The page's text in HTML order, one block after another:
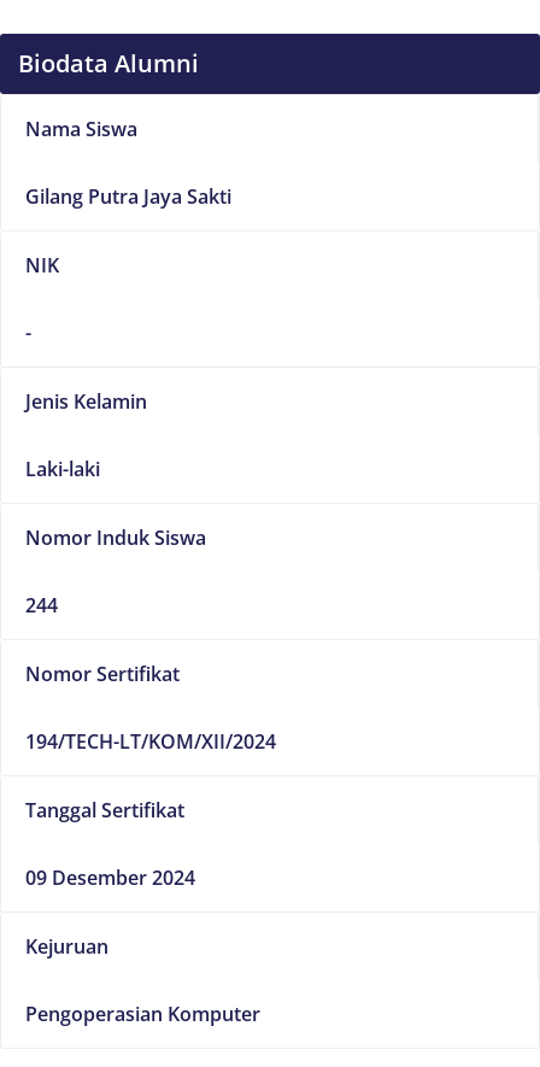
Biodata Alumni
Nama Siswa
Gilang Putra Jaya Sakti
NIK
-
Jenis Kelamin
Laki-laki
Nomor Induk Siswa
244
Nomor Sertifikat
194/TECH-LT/KOM/XII/2024
Tanggal Sertifikat
09 Desember 2024
Kejuruan
Pengoperasian Komputer